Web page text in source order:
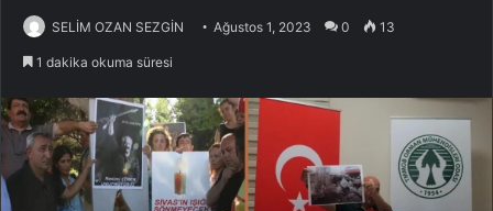
SELİM OZAN SEZGİN Ağustos 1, 2023 0 13
1 dakika okuma süresi